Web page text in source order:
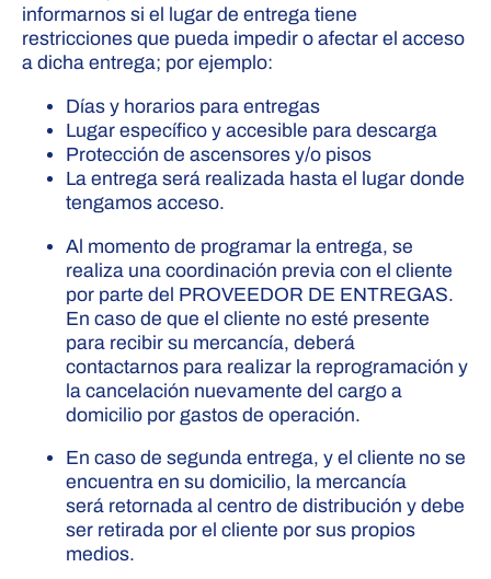
informarnos si el lugar de entrega tiene
restricciones que pueda impedir o afectar el acceso
a dicha entrega; por ejemplo:
Días y horarios para entregas
Lugar específico y accesible para descarga
Protección de ascensores y/o pisos
La entrega será realizada hasta el lugar donde
tengamos acceso.
Al momento de programar la entrega, se
realiza una coordinación previa con el cliente
por parte del PROVEEDOR DE ENTREGAS.
En caso de que el cliente no esté presente
para recibir su mercancía, deberá
contactarnos para realizar la reprogramación y
la cancelación nuevamente del cargo a
domicilio por gastos de operación.
En caso de segunda entrega, y el cliente no se
encuentra en su domicilio, la mercancía
será retornada al centro de distribución y debe
ser retirada por el cliente por sus propios
medios.